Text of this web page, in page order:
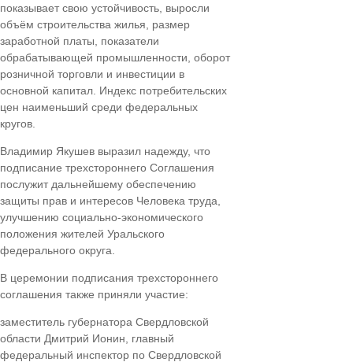
показывает свою устойчивость, выросли
объём строительства жилья, размер
заработной платы, показатели
обрабатывающей промышленности, оборот
розничной торговли и инвестиции в
основной капитал. Индекс потребительских
цен наименьший среди федеральных
кругов.
Владимир Якушев выразил надежду, что
подписание трехстороннего Соглашения
послужит дальнейшему обеспечению
защиты прав и интересов Человека труда,
улучшению социально-экономического
положения жителей Уральского
федерального округа.
В церемонии подписания трехстороннего
соглашения также приняли участие:
заместитель губернатора Свердловской
области Дмитрий Ионин, главный
федеральный инспектор по Свердловской